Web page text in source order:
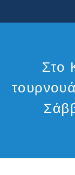
Στο